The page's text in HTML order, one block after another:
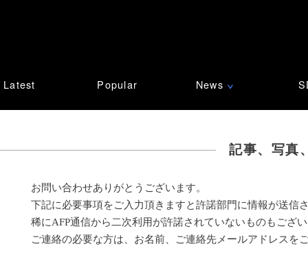
Latest Popular News ∨
記事、写真
お問い合わせありがとうございます。
下記に必要事項をご入力頂きますと許諾部門に情報が送信
稀にAFP通信から二次利用が許諾されていないものもござ
ご連絡の必要な方は、お名前、ご連絡先メールアドレスを